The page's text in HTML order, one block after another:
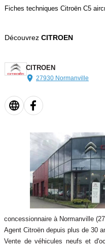
Fiches techniques Citroën C5
Découvrez CITROEN
CITROEN
27930 Normanville
concessionnaire à Normanville
Agent Citroën depuis plus de 30
Vente de véhicules neufs et